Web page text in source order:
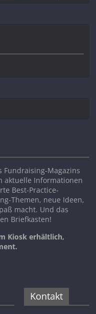
Magazins
aktuelle Informationen
Best-Practice-
Themen, neue Ideen,
macht. Und das
Briefkasten!
Kiosk erhältlich,
Kontakt